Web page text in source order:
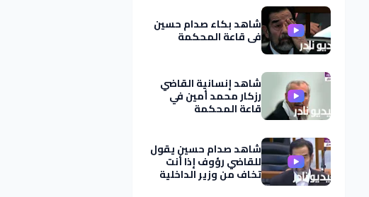
شاهد بكاء صدام حسين
في قاعة المحكمة
شاهد إنسانية القاضي
رزكار محمد أمين في
قاعة المحكمة
شاهد صدام حسين يقول
للقاضي رؤوف إذا أنت
تخاف من وزير الداخلية
اني مايخوف كلبي